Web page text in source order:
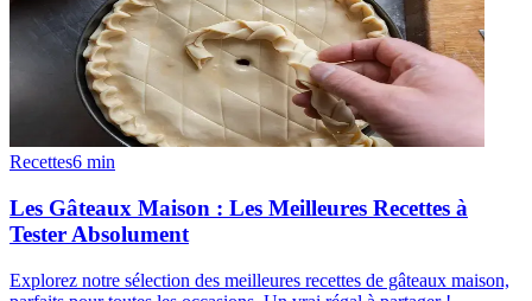
Recettes6 min
Les Gâteaux Maison : Les Meilleures Recettes à
Tester Absolument
Explorez notre sélection des meilleures recettes de gâteaux maison,